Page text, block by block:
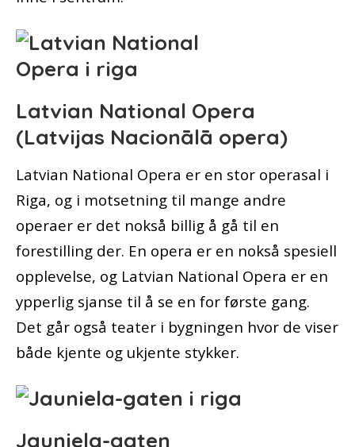
Latvian National Opera
(Latvijas Nacionālā opera)
Latvian National Opera er en stor operasal i
Riga, og i motsetning til mange andre
operaer er det nokså billig å gå til en
forestilling der. En opera er en nokså spesiell
opplevelse, og Latvian National Opera er en
ypperlig sjanse til å se en for første gang.
Det går også teater i bygningen hvor de viser
både kjente og ukjente stykker.
Jauniela-gaten